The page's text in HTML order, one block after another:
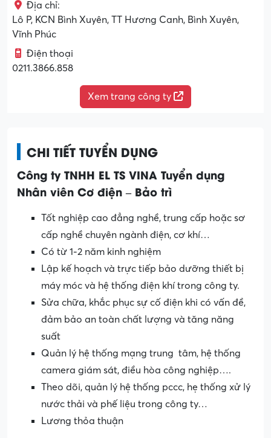
Địa chỉ:
Lô P, KCN Bình Xuyên, TT Hương Canh, Bình Xuyên,
Vĩnh Phúc
Điện thoại
0211.3866.858
Xem trang công ty
CHI TIẾT TUYỂN DỤNG
Công ty TNHH EL TS VINA Tuyển dụng
Nhân viên Cơ điện – Bảo trì
Tốt nghiệp cao đẳng nghề, trung cấp hoặc sơ
cấp nghề chuyên ngành điện, cơ khí…
Có từ 1-2 năm kinh nghiệm
Lập kế hoạch và trực tiếp bảo dưỡng thiết bị
máy móc và hệ thống điện khí trong công ty.
Sửa chữa, khắc phục sự cố điện khi có vấn đề,
đảm bảo an toàn chất lượng và tăng năng
suất
Quản lý hệ thống mạng trung tâm, hệ thống
camera giám sát, điều hòa công nghiệp….
Theo dõi, quản lý hệ thống pccc, hẹ thống xử lý
nước thải và phế liệu trong công ty…
Lương thỏa thuận